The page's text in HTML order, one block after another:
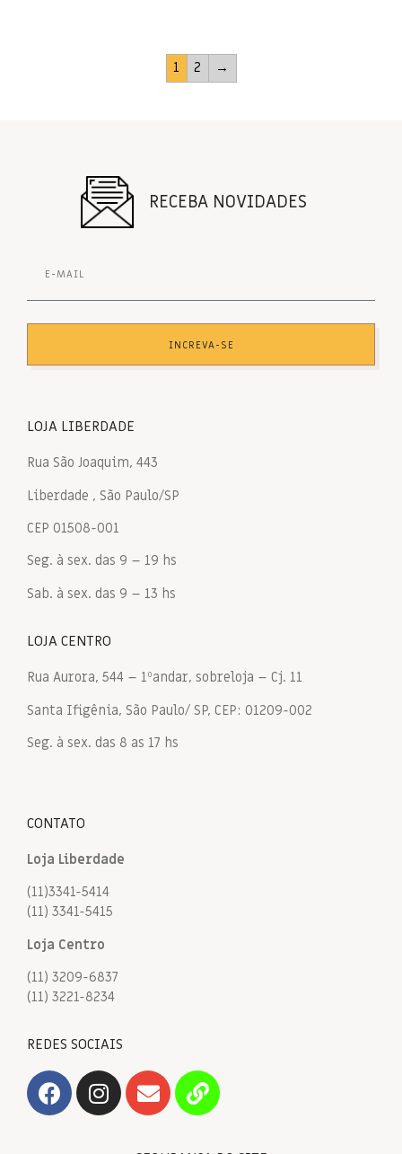
1 2 →
RECEBA NOVIDADES
INCREVA-SE
LOJA LIBERDADE
Rua São Joaquim, 443
Liberdade , São Paulo/SP
CEP 01508-001
Seg. à sex. das 9 – 19 hs
Sab. à sex. das 9 – 13 hs
LOJA CENTRO
Rua Aurora, 544 – 1ºandar, sobreloja – Cj. 11
Santa Ifigênia, São Paulo/ SP, CEP: 01209-002
Seg. à sex. das 8 as 17 hs
CONTATO
Loja Liberdade
(11)3341-5414
(11) 3341-5415
Loja Centro
(11) 3209-6837
(11) 3221-8234
REDES SOCIAIS